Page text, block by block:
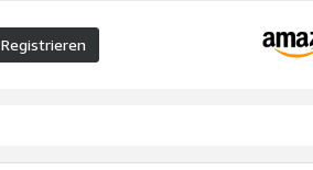
Registrieren